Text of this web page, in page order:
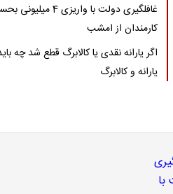
غافلگیری دولت با
کارمندان از امشب
اگر یارانه نقدی یا کالابرگ قطع شد چه
یارانه و کالابرگ